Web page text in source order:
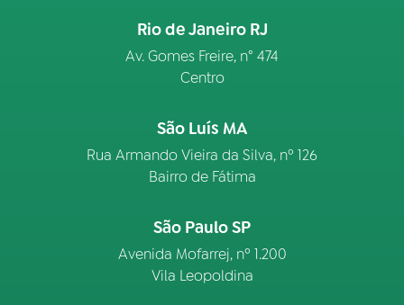
Rio de Janeiro RJ
Av. Gomes Freire, n° 474
Centro
São Luís MA
Rua Armando Vieira da Silva, nº 126
Bairro de Fátima
São Paulo SP
Avenida Mofarrej, nº 1.200
Vila Leopoldina